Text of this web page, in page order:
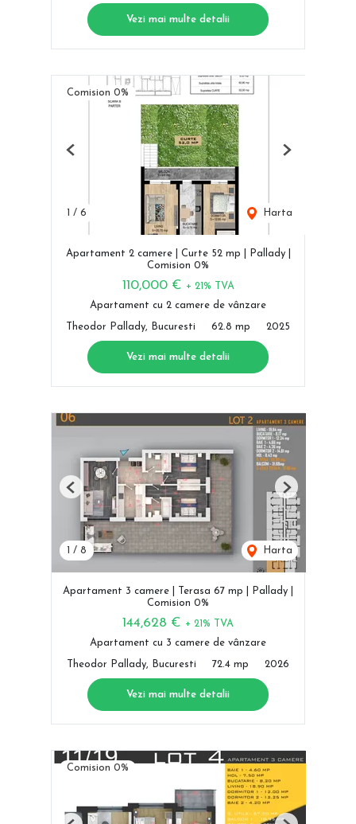
Vezi mai multe detalii
Comision 0%
/ 6 Harta
Previous Next
Apartament 2 camere | Curte 52 mp | Pallady |
Comision 0%
110,000 € + 21% TVA
Apartament cu 2 camere de vânzare
Theodor Pallady, Bucuresti 62.8 mp 2025
Vezi mai multe detalii
/ 8 Harta
Previous Next
Apartament 3 camere | Terasa 67 mp | Pallady |
Comision 0%
144,628 € + 21% TVA
Apartament cu 3 camere de vânzare
Theodor Pallady, Bucuresti 72.4 mp 2026
Vezi mai multe detalii
Comision 0%